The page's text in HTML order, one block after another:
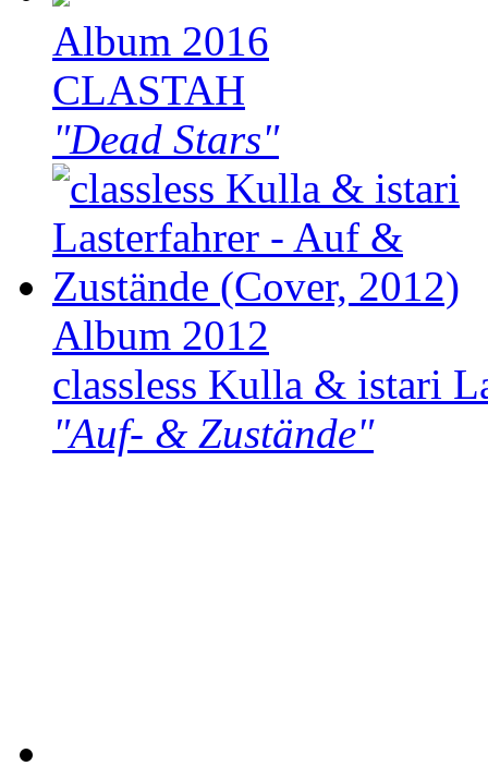
Album 2016
CLASTAH
"Dead Stars"
Album 2012
classless Kulla & istari
"Auf- & Zustände"